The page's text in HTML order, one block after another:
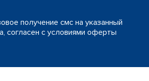
получение смс на указанный
согласен с условиями оферты